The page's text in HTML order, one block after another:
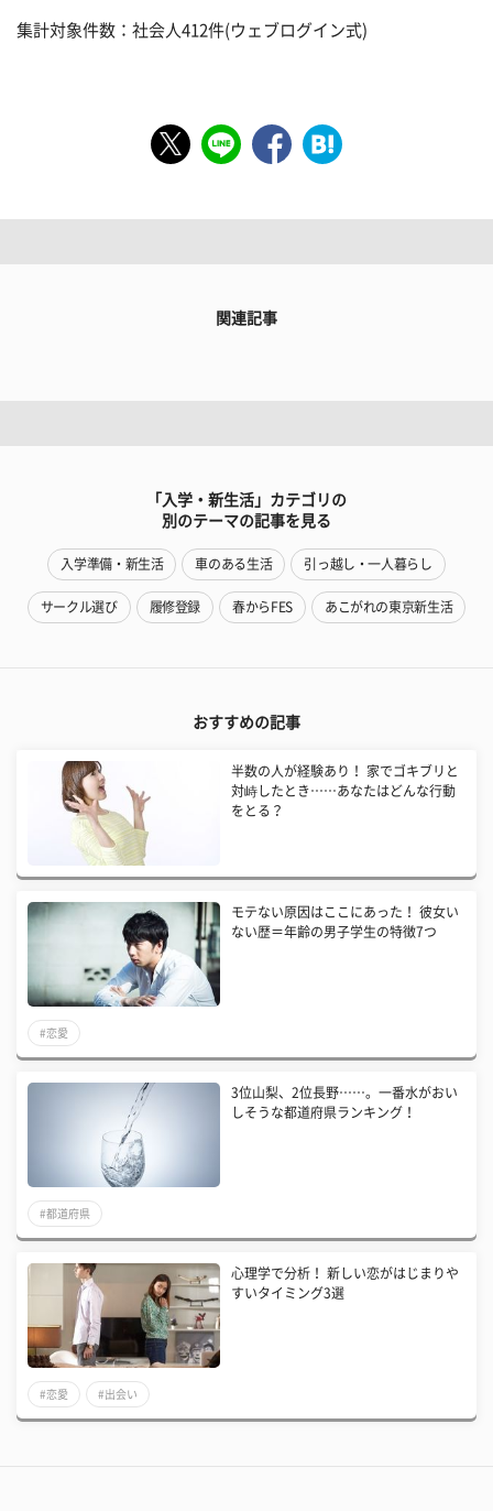
集計対象件数：社会人412件(ウェブログイン式)
関連記事
「入学・新生活」カテゴリの
別のテーマの記事を見る
入学準備・新生活 車のある生活 引っ越し・一人暮らし
サークル選び 履修登録 春からFES あこがれの東京新生活
おすすめの記事
半数の人が経験あり！ 家でゴキブリと
対峙したとき……あなたはどんな行動
をとる？
モテない原因はここにあった！ 彼女い
ない歴＝年齢の男子学生の特徴7つ
#恋愛
3位山梨、2位長野……。一番水がおい
しそうな都道府県ランキング！
#都道府県
心理学で分析！ 新しい恋がはじまりや
すいタイミング3選
#恋愛 #出会い